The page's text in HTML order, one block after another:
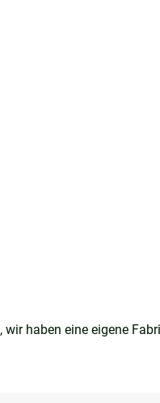
haben eine eigene